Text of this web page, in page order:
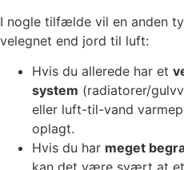
I nogle tilfælde vil en anden
velegnet end jord til luft:
Hvis du allerede har et
system (radiatorer/
eller luft-til-vand
oplagt.
Hvis du har meget
kan det være svært at